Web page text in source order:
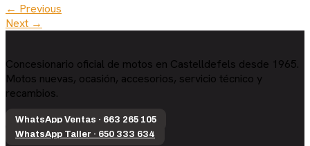
← Previous
Next →
Concesionario oficial de motos en Castelldefels desde 1965.
Motos nuevas, ocasión, accesorios, servicio técnico y
recambios.
WhatsApp Ventas · 663 265 105
WhatsApp Taller · 650 333 634